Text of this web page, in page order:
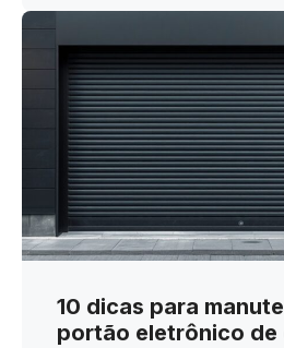
10 dicas para
portão eletrônico de